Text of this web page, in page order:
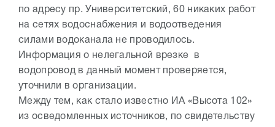
по адресу пр. Университетский, 60 никаких работ
на сетях водоснабжения и водоотведения
силами водоканала не проводилось.
Информация о нелегальной врезке в
водопровод в данный момент проверяется,
уточнили в организации.
Между тем, как стало известно ИА «Высота 102»
из осведомленных источников, по свидетельству